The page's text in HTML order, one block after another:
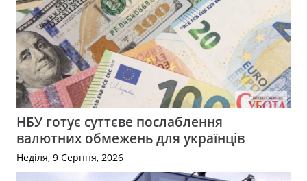
НБУ готує суттєве послаблення
валютних обмежень для українців
Неділя, 9 Серпня, 2026